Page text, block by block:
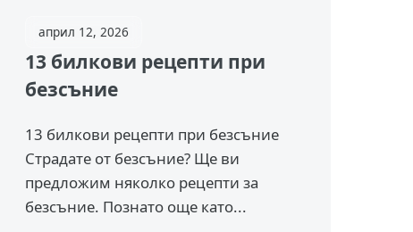
април 12, 2026
13 билкови рецепти при
безсъние
13 билкови рецепти при безсъние
Страдате от безсъние? Ще ви
предложим няколко рецепти за
безсъние. Познато още като...